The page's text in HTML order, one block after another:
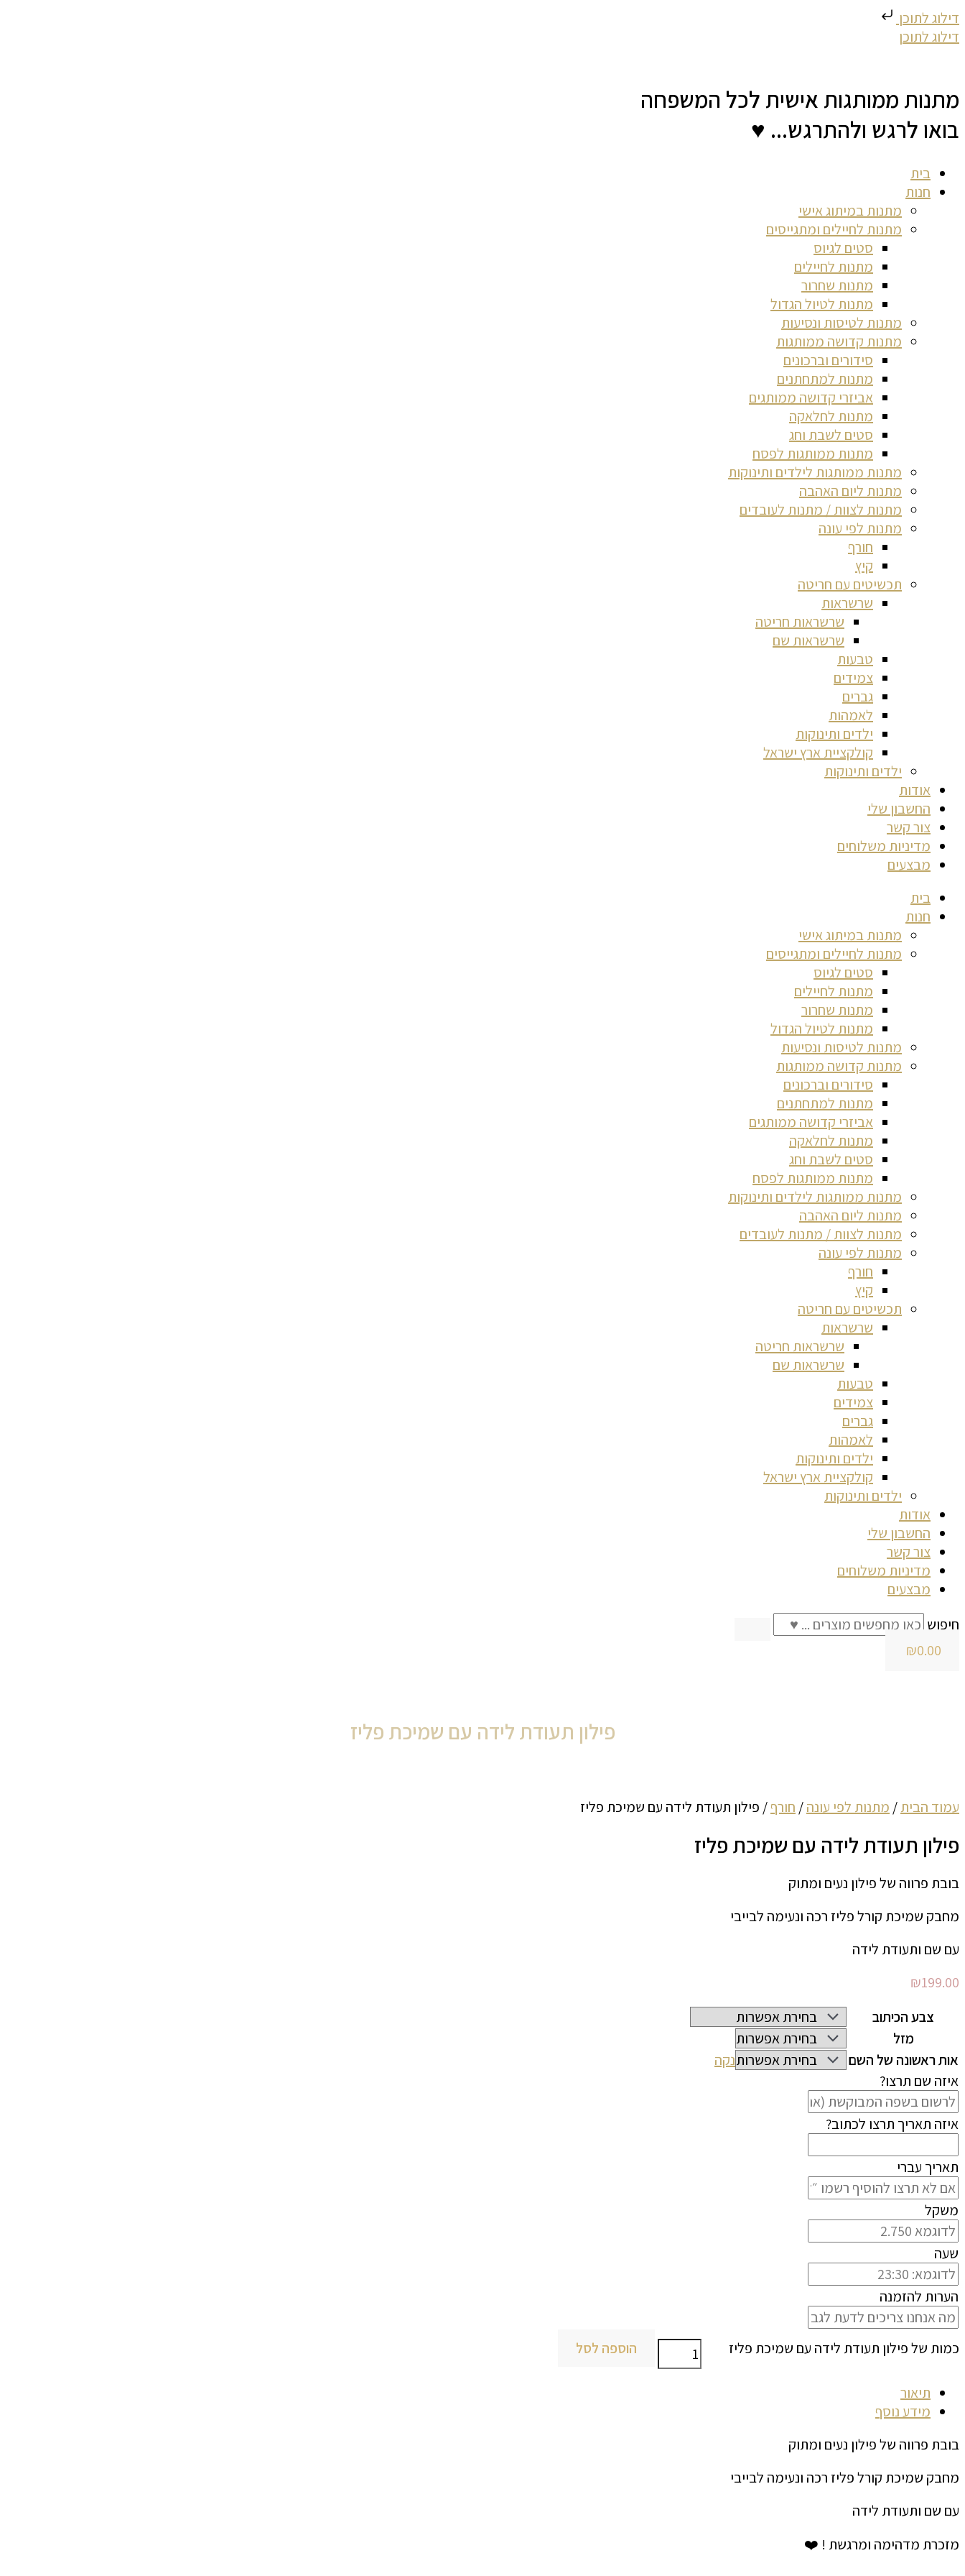
דילוג לתוכן
דילוג לתוכן
מתנות ממותגות אישית לכל המשפחה
בואו לרגש ולהתרגש... ♥
בית
חנות
מתנות במיתוג אישי
מתנות לחיילים ומתגייסים
סטים לגיוס
מתנות לחיילים
מתנות שחרור
מתנות לטיול הגדול
מתנות לטיסות ונסיעות
מתנות קדושה ממותגות
סידורים וברכונים
מתנות למתחתנים
אביזרי קדושה ממותגים
מתנות לחלאקה
סטים לשבת וחג
מתנות ממותגות לפסח
מתנות ממותגות לילדים ותינוקות
מתנות ליום האהבה
מתנות לצוות / מתנות לעובדים
מתנות לפי עונה
חורף
קיץ
תכשיטים עם חריטה
שרשראות
שרשראות חריטה
שרשראות שם
טבעות
צמידים
גברים
לאמהות
ילדים ותינוקות
קולקציית ארץ ישראל
ילדים ותינוקות
אודות
החשבון שלי
צור קשר
מדיניות משלוחים
מבצעים
בית
חנות
מתנות במיתוג אישי
מתנות לחיילים ומתגייסים
סטים לגיוס
מתנות לחיילים
מתנות שחרור
מתנות לטיול הגדול
מתנות לטיסות ונסיעות
מתנות קדושה ממותגות
סידורים וברכונים
מתנות למתחתנים
אביזרי קדושה ממותגים
מתנות לחלאקה
סטים לשבת וחג
מתנות ממותגות לפסח
מתנות ממותגות לילדים ותינוקות
מתנות ליום האהבה
מתנות לצוות / מתנות לעובדים
מתנות לפי עונה
חורף
קיץ
תכשיטים עם חריטה
שרשראות
שרשראות חריטה
שרשראות שם
טבעות
צמידים
גברים
לאמהות
ילדים ותינוקות
קולקציית ארץ ישראל
ילדים ותינוקות
אודות
החשבון שלי
צור קשר
מדיניות משלוחים
מבצעים
חיפוש
₪0.00
פילון תעודת לידה עם שמיכת פליז
עמוד הבית/ מתנות לפי עונה/ חורף/ פילון תעודת לידה עם שמיכת פליז
פילון תעודת לידה עם שמיכת פליז
בובת פרווה של פילון נעים ומתוק
מחבק שמיכת קורל פליז רכה ונעימה לבייבי
עם שם ותעודת לידה
₪199.00
צבע הכיתוב
מזל
אות ראשונה של השם
נקה
איזה שם תרצו?
איזה תאריך תרצו לכתוב?
תאריך עברי
משקל
שעה
הערות להזמנה
כמות של פילון תעודת לידה עם שמיכת פליז הוספה לסל
תיאור
מידע נוסף
בובת פרווה של פילון נעים ומתוק
מחבק שמיכת קורל פליז רכה ונעימה לבייבי
עם שם ותעודת לידה
מזכרת מדהימה ומרגשת ! ❤️